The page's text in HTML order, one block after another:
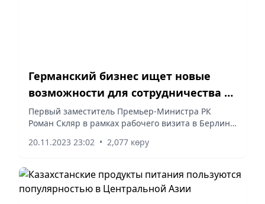
Германский бизнес ищет новые
возможности для сотрудничества с
Казахстаном
Первый заместитель Премьер-Министра РК
Роман Скляр в рамках рабочего визита в Берлин
компаний актуальные тенденции делового
20.11.2023 23:02 • 2,077 көру